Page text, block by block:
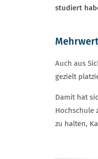
studiert
Auch aus
gezielt
Damit hat
Hochschule
zu halten,